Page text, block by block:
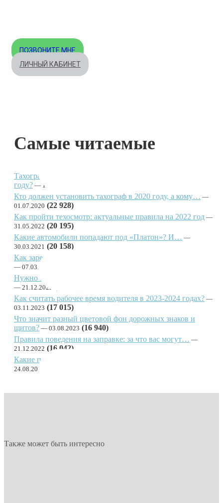
ПОЗВОНИТЕ МНЕ
ЛИЧНЫЙ КАБИНЕТ
Самые читаемые
Тахографы для физлиц: кто должен установить в 2021
году?
17.02.2021
Кто должен установить тахограф в 2020 году, а кому…
01.07.2020 (22 928)
Как пройти техосмотр: актуальные правила на 2022 год
31.05.2022 (20 195)
Какие автомобили попадают под «Платон»? И…
30.03.2021 (20 158)
Как зарегистрироваться в РНИС и получить пропуск для…
07.03.2021
Нужно знать каждому: в чем разница между осмотром и…
21.12.2022
Как считать рабочее время водителя в 2023-2024 годах?
03.11.2023 (17 015)
Что значит разный цветовой фон дорожных знаков и
щитов?
03.08.2023 (16 940)
Правила поведения на заправке: за что вас могут…
21.12.2022 (16 042)
Какие правила действуют в системе весогабаритного…
24.08.2025
Также может быть интересно